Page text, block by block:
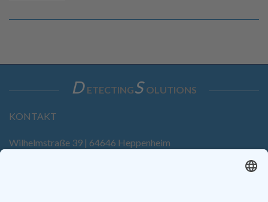
D ETECTINGS OLUTIONS
KONTAKT
Wilhelmstraße 39 | 64646 Heppenheim